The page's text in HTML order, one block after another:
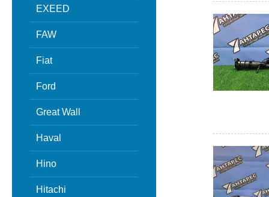
EXEED
FAW
Fiat
Ford
Great Wall
Haval
Hino
Hitachi